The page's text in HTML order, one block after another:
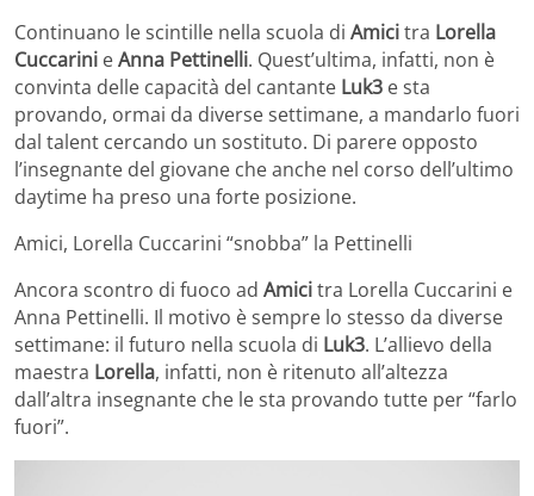
Continuano le scintille nella scuola di Amicitra Lorella
Cuccarini eAnna Pettinelli. Quest’ultima, infatti, non è
convinta delle capacità del cantante Luk3 e sta
provando, ormai da diverse settimane, a mandarlo fuori
dal talent cercando un sostituto. Di parere opposto
l’insegnante del giovane che anche nel corso dell’ultimo
daytime ha preso una forte posizione.
Amici, Lorella Cuccarini “snobba” la Pettinelli
Ancora scontro di fuoco ad Amicitra Lorella Cuccarini e
Anna Pettinelli. Il motivo è sempre lo stesso da diverse
settimane: il futuro nella scuola di Luk3. L’allievo della
maestra Lorella, infatti, non è ritenuto all’altezza
dall’altra insegnante che le sta provando tutte per “farlo
fuori”.